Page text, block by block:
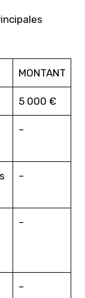
MONTANT
5 000 €
–
–
–
–